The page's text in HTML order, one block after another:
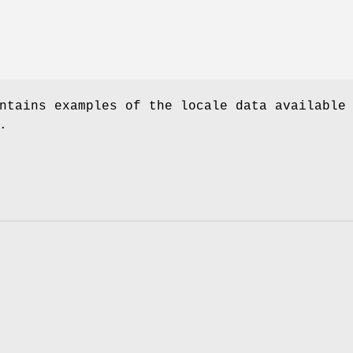
examples of the locale data